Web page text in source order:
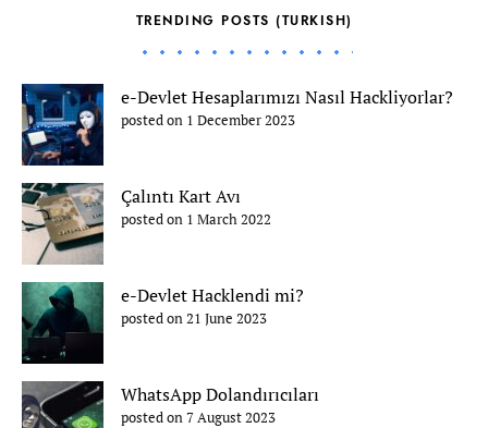
TRENDING POSTS (TURKISH)
e-Devlet Hesaplarımızı Nasıl Hackliyorlar?
posted on 1 December 2023
Çalıntı Kart Avı
posted on 1 March 2022
e-Devlet Hacklendi mi?
posted on 21 June 2023
WhatsApp Dolandırıcıları
posted on 7 August 2023